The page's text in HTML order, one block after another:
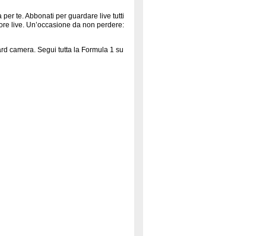
te. Abbonati per guardare live tutti
live. Un’occasione da non perdere:
camera. Segui tutta la Formula 1 su